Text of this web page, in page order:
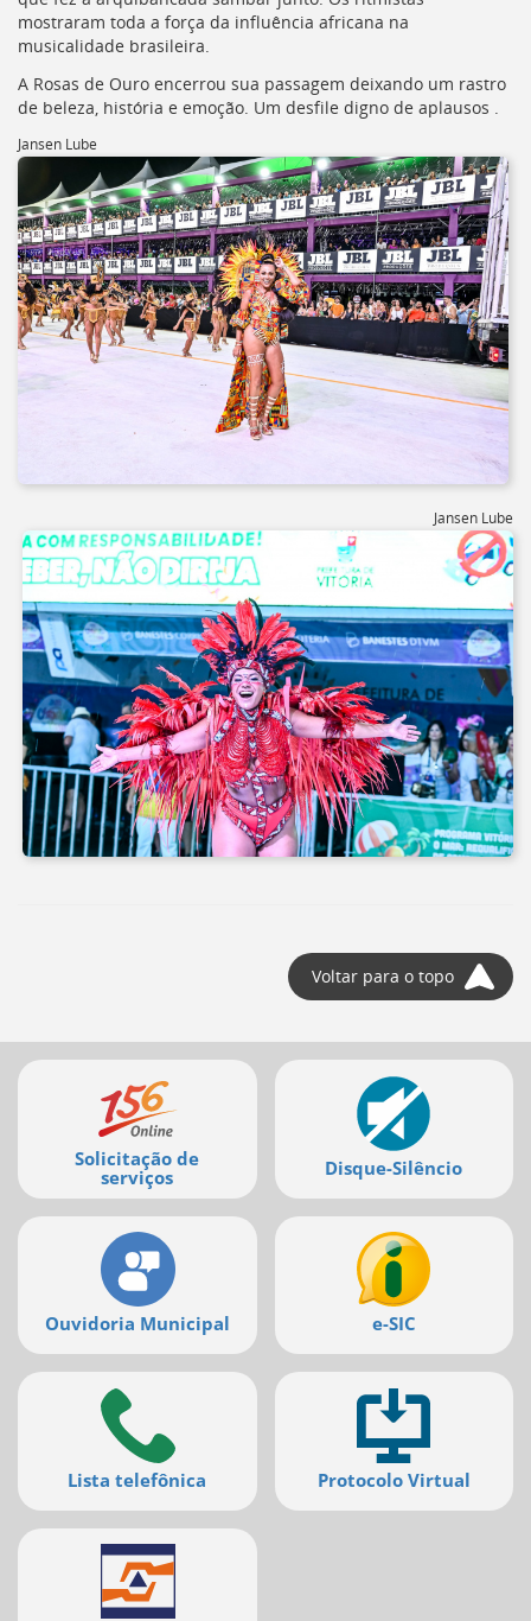
mostraram toda a força da influência africana na
musicalidade brasileira.
A Rosas de Ouro encerrou sua passagem deixando um rastro
de beleza, história e emoção. Um desfile digno de aplausos .
Jansen Lube
Jansen Lube
Voltar para o topo
Mais
serviços
Solicitação de
serviços
Disque-Silêncio
Ouvidoria Municipal e-SIC
Lista telefônica Protocolo Virtual